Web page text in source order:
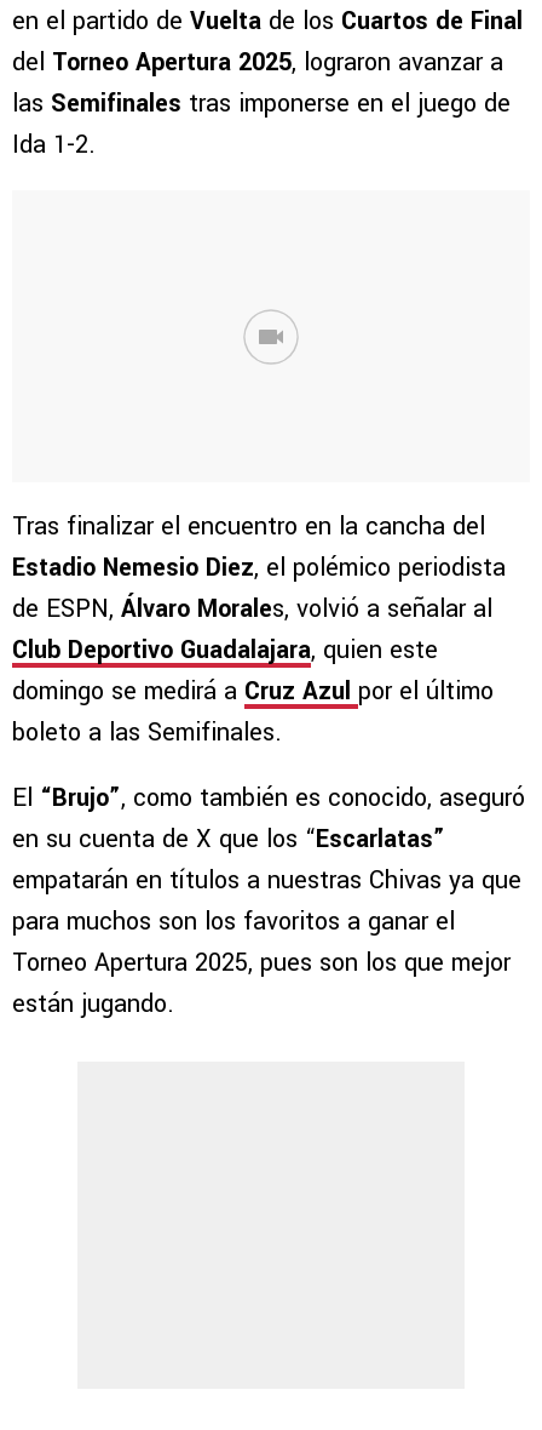
en el partido de Vuelta de los Cuartos de Final
del Torneo Apertura 2025, lograron avanzar a
las Semifinales tras imponerse en el juego de
Ida 1-2.
Tras finalizar el encuentro en la cancha del
Estadio Nemesio Diez, el polémico periodista
de ESPN, Álvaro Morales, volvió a señalar al
Club Deportivo Guadalajara, quien este
domingo se medirá a Cruz Azul por el último
boleto a las Semifinales.
El “Brujo”, como también es conocido, aseguró
en su cuenta de X que los “Escarlatas”
empatarán en títulos a nuestras Chivas ya que
para muchos son los favoritos a ganar el
Torneo Apertura 2025, pues son los que mejor
están jugando.